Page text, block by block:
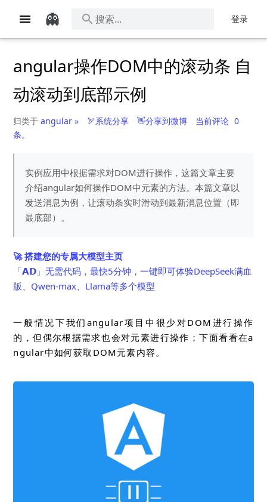
👻 登录
angular操作DOM中的滚动条 自
动滚动到底部示例
归类于angular » 🏹系统分享 👋分享到微博 当前评论 0
条。
实例应用中根据需求对DOM进行操作，这篇文章主要
介绍angular如何操作DOM中元素的方法。本篇文章以
发送消息为例，让滚动条实时滑动到最新消息位置（即
最底部）。
🚀 搭建您的专属大模型主页
「𝗔𝗗」无需代码，最快5分钟，一键即可体验DeepSeek满血
版、Qwen-max、Llama等多个模型
一般情况下我们angular项目中很少对DOM进行操作
的，但偶尔根据需求也会对元素进行操作；下面看看在a
ngular中如何获取DOM元素内容。